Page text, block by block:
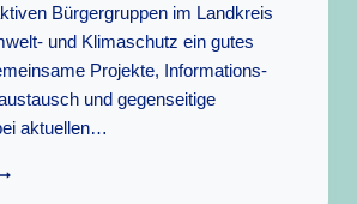
Bürgergruppen im Landkreis
und Klimaschutz ein gutes
Projekte, Informations-
und gegenseitige
aktuellen…